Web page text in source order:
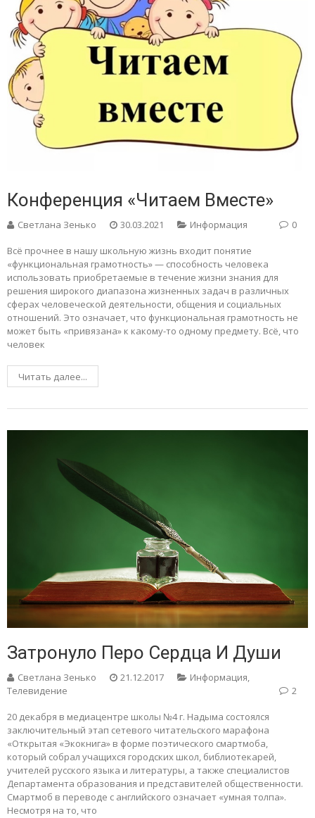
Конференция «Читаем Вместе»
Светлана Зенько 30.03.2021 Информация 0
Всё прочнее в нашу школьную жизнь входит понятие
«функциональная грамотность» — способность человека
использовать приобретаемые в течение жизни знания для
решения широкого диапазона жизненных задач в различных
сферах человеческой деятельности, общения и социальных
отношений. Это означает, что функциональная грамотность не
может быть «привязана» к какому-то одному предмету. Всё, что
человек
Читать далее...
Затронуло Перо Сердца И Души
Светлана Зенько 21.12.2017 Информация,
Телевидение
2
20 декабря в медиацентре школы №4 г. Надыма состоялся
заключительный этап сетевого читательского марафона
«Открытая «Экокнига» в форме поэтического смартмоба,
который собрал учащихся городских школ, библиотекарей,
учителей русского языка и литературы, а также специалистов
Департамента образования и представителей общественности.
Смартмоб в переводе с английского означает «умная толпа».
Несмотря на то, что